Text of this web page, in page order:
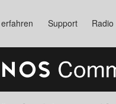
Support Radio